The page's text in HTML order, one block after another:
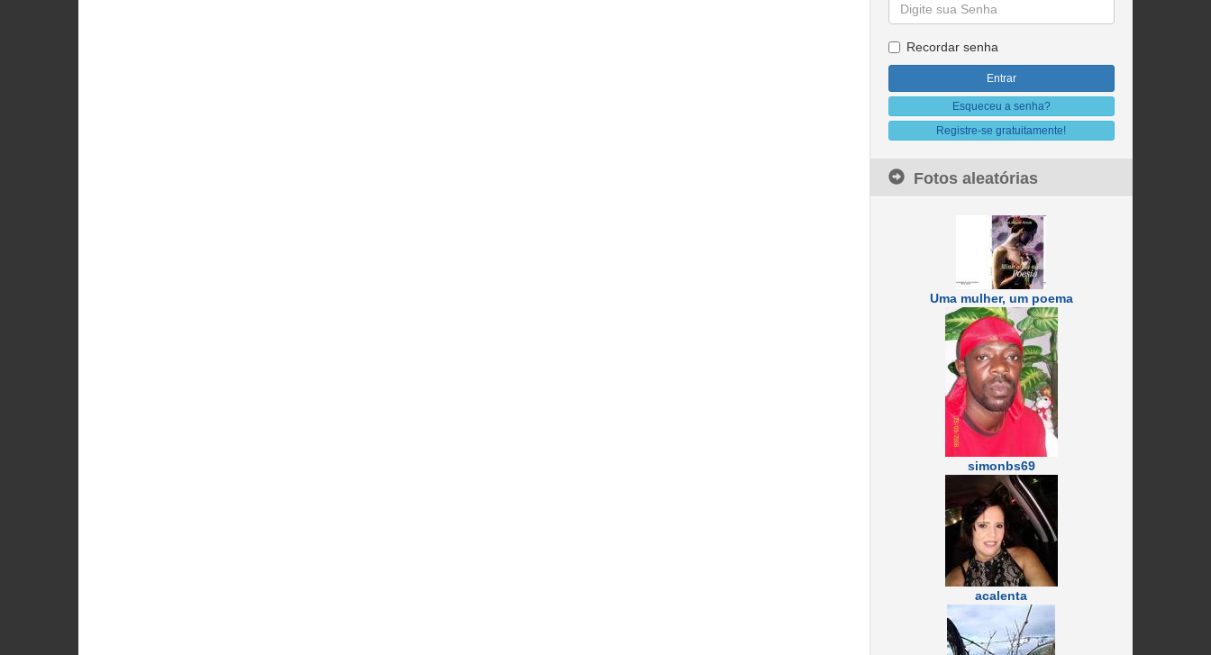
Recordar senha
Esqueceu a senha?
Registre-se gratuitamente!
Fotos aleatórias
Uma mulher, um poema
simonbs69
acalenta